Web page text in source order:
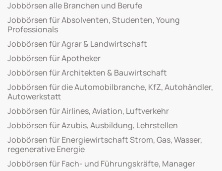
Jobbörsen alle Branchen und Berufe
Jobbörsen für Absolventen, Studenten, Young
Professionals
Jobbörsen für Agrar & Landwirtschaft
Jobbörsen für Apotheker
Jobbörsen für Architekten & Bauwirtschaft
Jobbörsen für die Automobilbranche, KfZ, Autohändler,
Autowerkstatt
Jobbörsen für Airlines, Aviation, Luftverkehr
Jobbörsen für Azubis, Ausbildung, Lehrstellen
Jobbörsen für Energiewirtschaft Strom, Gas, Wasser,
regenerative Energie
Jobbörsen für Fach- und Führungskräfte, Manager